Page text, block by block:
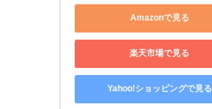
Amazonで見る
楽天市場で見る
Yahoo!ショッピングで見る